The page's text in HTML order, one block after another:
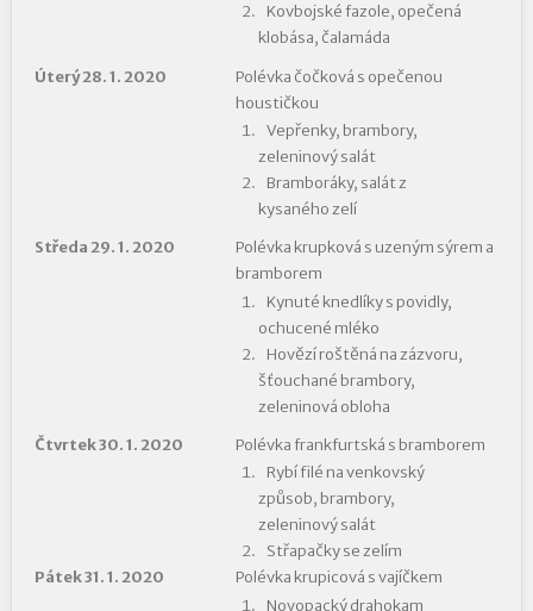
Kovbojské fazole, opečená
klobása, čalamáda
Úterý 28. 1. 2020
Polévka čočková s opečenou
houstičkou
Vepřenky, brambory,
zeleninový salát
Bramboráky, salát z
kysaného zelí
Středa 29. 1. 2020
Polévka krupková s uzeným sýrem a
bramborem
Kynuté knedlíky s povidly,
ochucené mléko
Hovězí roštěná na zázvoru,
šťouchané brambory,
zeleninová obloha
Čtvrtek 30. 1. 2020
Polévka frankfurtská s bramborem
Rybí filé na venkovský
způsob, brambory,
zeleninový salát
Střapačky se zelím
Pátek 31. 1. 2020
Polévka krupicová s vajíčkem
Novopacký drahokam